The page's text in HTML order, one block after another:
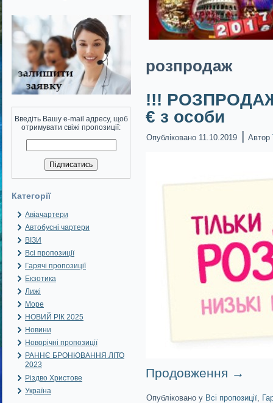
Введіть Вашу e-mail адресу, щоб
отримувати свіжі пропозиції:
Категорії
Авіачартери
Автобусні чартери
ВІЗИ
Всі пропозиції
Гарячі пропозиції
Екзотика
Лижі
Море
НОВИЙ РІК 2025
Новини
Новорічні пропозиції
РАННЄ БРОНЮВАННЯ ЛІТО
2023
Різдво Христове
Україна
розпродаж
!!!
€ з особи
Опубліковано 11.10.2019 | Автор
Продовження →
Опубліковано у Всі пропозиції,